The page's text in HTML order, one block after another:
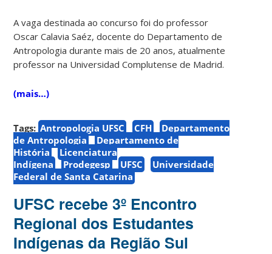
A vaga destinada ao concurso foi do professor
Oscar Calavia Saéz, docente do Departamento de
Antropologia durante mais de 20 anos, atualmente
professor na Universidad Complutense de Madrid.
(mais…)
Tags: Antropologia UFSC CFH
Departamento
de Antropologia
Departamento de
História
Licenciatura
Indígena
Prodegesp UFSC
Universidade
Federal de Santa Catarina
UFSC recebe 3º Encontro
Regional dos Estudantes
Indígenas da Região Sul